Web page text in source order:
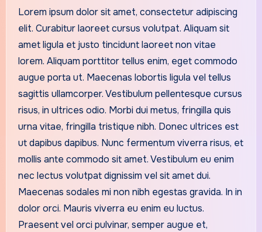
Lorem ipsum dolor sit amet, consectetur adipiscing
elit. Curabitur laoreet cursus volutpat. Aliquam sit
amet ligula et justo tincidunt laoreet non vitae
lorem. Aliquam porttitor tellus enim, eget commodo
augue porta ut. Maecenas lobortis ligula vel tellus
sagittis ullamcorper. Vestibulum pellentesque cursus
risus, in ultrices odio. Morbi dui metus, fringilla quis
urna vitae, fringilla tristique nibh. Donec ultrices est
ut dapibus dapibus. Nunc fermentum viverra risus, et
mollis ante commodo sit amet. Vestibulum eu enim
nec lectus volutpat dignissim vel sit amet dui.
Maecenas sodales mi non nibh egestas gravida. In in
dolor orci. Mauris viverra eu enim eu luctus.
Praesent vel orci pulvinar, semper augue et,